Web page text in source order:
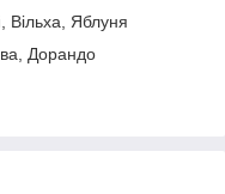
Вільха, Яблуня
Дорандо